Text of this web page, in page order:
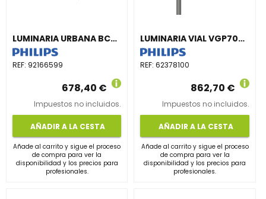
LUMINARIA URBANA BCP383 12LED 40K 220V A2 L50 D2
REF: 92166599
678,40 €
Impuestos no incluidos.
AÑADIR A LA CESTA
Añade al carrito y sigue el proceso
de compra para ver la
disponibilidad y los precios para
profesionales.
LUMINARIA VIAL VGP704 80 4S 830 48V III DM10 42/60S
REF:62378100
862,70 €
Impuestos no incluidos.
AÑADIR A LA CESTA
Añade al carrito y sigue el proceso
de compra para ver la
disponibilidad y los precios para
profesionales.